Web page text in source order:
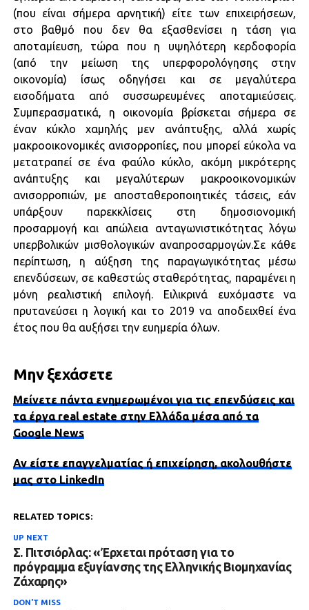
(που είναι σήμερα αρνητική) είτε των επιχειρήσεων,
στο βαθμό που δεν θα εξασθενίσει η τάση για
αποταμίευση, τώρα που η υψηλότερη κερδοφορία
(από την μείωση της υπερφορολόγησης στην
οικονομία) ίσως οδηγήσει και σε μεγαλύτερα
εισοδήματα από συσσωρευμένες αποταμιεύσεις.
Συμπερασματικά, η οικονομία βρίσκεται σήμερα σε
έναν κύκλο χαμηλής μεν ανάπτυξης, αλλά χωρίς
μακροοικονομικές ανισορροπίες, που μπορεί εύκολα να
μετατραπεί σε ένα φαύλο κύκλο, ακόμη μικρότερης
ανάπτυξης και μεγαλύτερων μακροοικονομικών
ανισορροπιών, με αποσταθεροποιητικές τάσεις, εάν
υπάρξουν παρεκκλίσεις στη δημοσιονομική
προσαρμογή και απώλεια ανταγωνιστικότητας λόγω
υπερβολικών μισθολογικών αναπροσαρμογών.Σε κάθε
περίπτωση, η αύξηση της παραγωγικότητας μέσω
επενδύσεων, σε καθεστώς σταθερότητας, παραμένει η
μόνη ρεαλιστική επιλογή. Ειλικρινά ευχόμαστε να
πρυτανεύσει η λογική και το 2019 να αποδειχθεί ένα
έτος που θα αυξήσει την ευημερία όλων.
Μην ξεχάσετε
Μείνετε πάντα ενημερωμένοι για τις επενδύσεις και
τα έργα real estate στην Ελλάδα μέσα από τα
Google News
Αν είστε επαγγελματίας ή επιχείρηση, ακολουθήστε
μας στο LinkedIn
RELATED TOPICS:
UP NEXT
Σ. Πιτσιόρλας: «Έρχεται πρόταση για το
πρόγραμμα εξυγίανσης της Ελληνικής Βιομηχανίας
Ζάχαρης»
DON'T MISS